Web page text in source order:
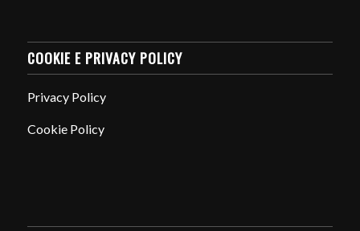
COOKIE E PRIVACY POLICY
Privacy Policy
Cookie Policy